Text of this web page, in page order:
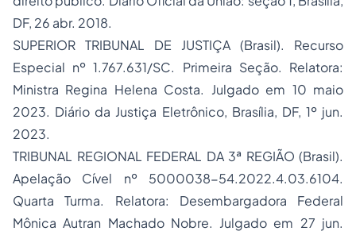
DF, 26 abr. 2018.
SUPERIOR TRIBUNAL DE JUSTIÇA (Brasil). Recurso
Especial nº 1.767.631/SC. Primeira Seção. Relatora:
Ministra Regina Helena Costa. Julgado em 10 maio
2023. Diário da Justiça Eletrônico, Brasília, DF, 1º jun.
2023.
TRIBUNAL REGIONAL FEDERAL DA 3ª REGIÃO (Brasil).
Apelação Cível nº 5000038-54.2022.4.03.6104.
Quarta Turma. Relatora: Desembargadora Federal
Mônica Autran Machado Nobre. Julgado em 27 jun.